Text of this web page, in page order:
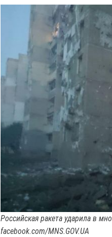
Российская ракета ударила в
facebook.com/MNS.GOV.UA